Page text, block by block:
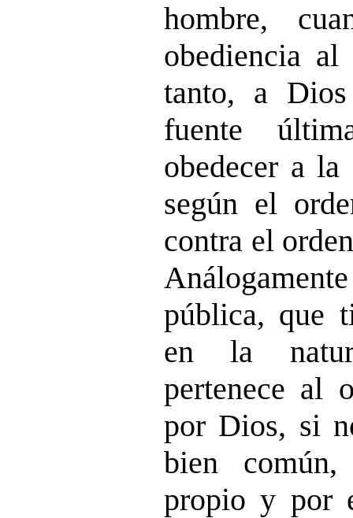
hombre,
obediencia
tanto, a
fuente
obedecer a la
según el
contra el
pública, que
en la
pertenece al
por Dios, si
bien
propio y por